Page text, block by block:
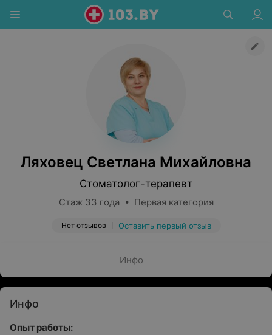
Ляховец Светлана Михайловна
Стоматолог-терапевт
Стаж 33 года • Первая категория
Нет отзывов Оставить первый отзыв
Инфо
Инфо
Опыт работы: